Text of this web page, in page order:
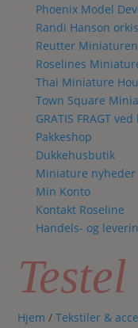
Phoenix Model
Randi Hanson
Reutter Miniaturen
Roselines
Thai Miniature
Town Square
GRATIS FRAGT
Pakkeshop
Dukkehusbutik
Miniature
Min Konto
Kontakt Roseline
Handels- og
Hjem /Tekstiler &